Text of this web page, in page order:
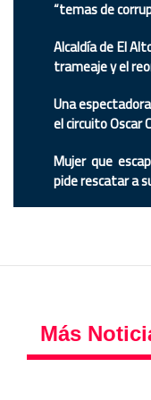
“temas de
Alcaldía de El
trameaje y el
Una
el circuito Oscar
Mujer que
pide rescatar a
Más